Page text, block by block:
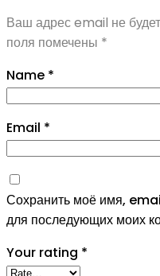
Ваш адрес email не
поля помечены *
Name *
Email *
Сохранить моё имя,
для последующих моих
Your rating *